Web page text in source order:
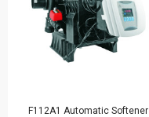
F112A1 Automatic Softener